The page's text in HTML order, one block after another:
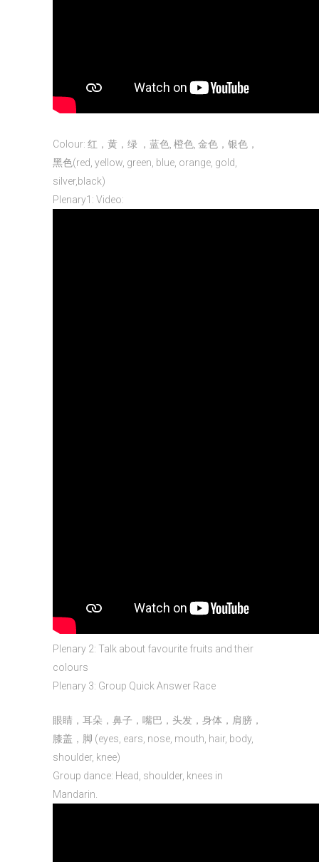
Colour: 红，黄，绿 ，蓝色, 橙色, 金色，银色，
黑色(red, yellow, green, blue, orange, gold,
silver,black)
Plenary1: Video:
Plenary 2: Talk about favourite fruits and their
colours
Plenary 3: Group Quick Answer Race
眼睛，耳朵，鼻子，嘴巴，头发，身体，肩膀，
膝盖，脚 (eyes, ears, nose, mouth, hair, body,
shoulder, knee)
Group dance: Head, shoulder, knees in
Mandarin.